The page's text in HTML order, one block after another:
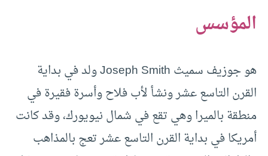
المؤسس
هو جوزيف سميث Joseph Smith ولد في بداية
القرن التاسع عشر ونشأ لأب فلاح وأسرة فقيرة في
منطقة بالميرا وهي تقع في شمال نيويورك، وقد كانت
أمريكا في بداية القرن التاسع عشر تعج بالمذاهب